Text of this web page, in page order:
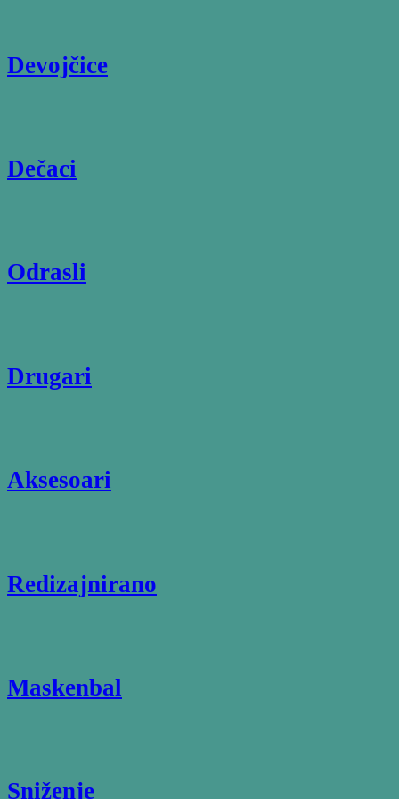
Devojčice
Dečaci
Odrasli
Drugari
Aksesoari
Redizajnirano
Maskenbal
Sniženje